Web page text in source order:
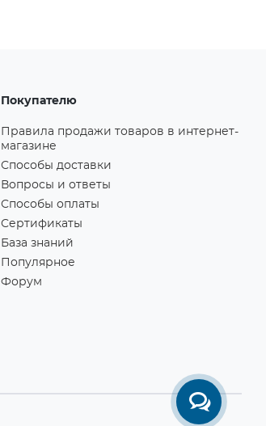
Покупателю
Правила продажи товаров в интернет-
магазине
Способы доставки
Вопросы и ответы
Способы оплаты
Сертификаты
База знаний
Популярное
Форум